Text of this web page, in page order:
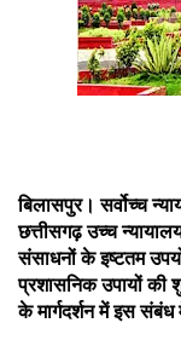
बिलासपुर। सर्वोच्च
छत्तीसगढ़ उच्च
संसाधनों के इष्टतम
प्रशासनिक उपायों की
के मार्गदर्शन में इस संबंध